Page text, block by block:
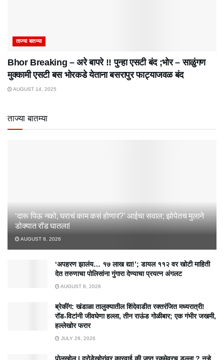
ताज्या बातम्या
Bhor Breaking – अरे बापरे‌ !! पुन्हा एसटी बंद ;भोर – साळुंगण
मुक्कामी एसटी बस भोरकडे येताना बसरापुर फाट्याजवळ बंद
AUGUST 14, 2025
ताज्या बातम्या
‘दारू पिऊ नको, घराचं काम कसं होणार?’ आईचा सवाल; झोपेतच मुलाने
डोक्यात रॉड घातला!
AUGUST 8, 2026
‘अपहरण झालंय… १७ लाख द्या!’; डायल ११२ वर खोटी माहिती
देत तरुणाचा पोलिसांना गुंगारा देण्याचा प्रयत्न अंगलट
AUGUST 8, 2026
ब्रेकींग: खंडाळा तालुक्यातील शिंदेवाडीत रक्तरंजित मध्यरात्री!
रॉड-विटांनी जीवघेणा हल्ला, तीन राऊंड गोळीबार; एक गंभीर जखमी,
हल्लेखोर फरार
JULY 28, 2026